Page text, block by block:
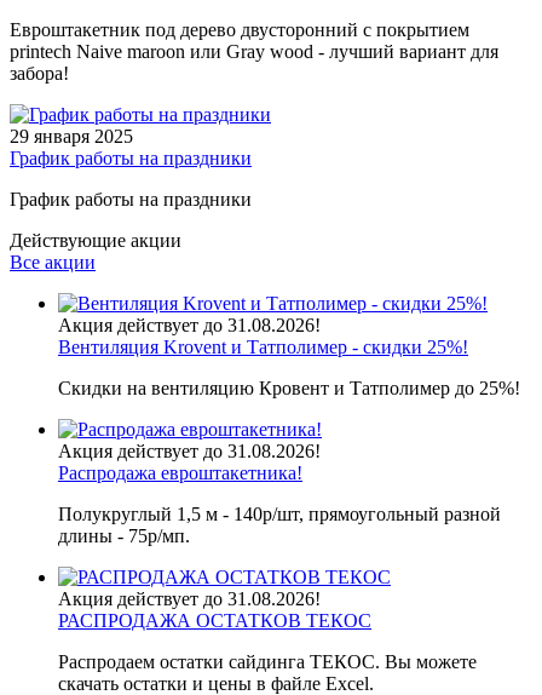
Евроштакетник под дерево двусторонний с покрытием
printech Naive maroon или Gray wood - лучший вариант для
забора!
29 января 2025
График работы на праздники
График работы на праздники
Действующие акции
Все акции
Акция действует до 31.08.2026!
Вентиляция Krovent и Татполимер - скидки 25%!
Скидки на вентиляцию Кровент и Татполимер до 25%!
Акция действует до 31.08.2026!
Распродажа евроштакетника!
Полукруглый 1,5 м - 140р/шт, прямоугольный разной
длины - 75р/мп.
Акция действует до 31.08.2026!
РАСПРОДАЖА ОСТАТКОВ ТЕКОС
Распродаем остатки сайдинга ТЕКОС. Вы можете
скачать остатки и цены в файле Excel.